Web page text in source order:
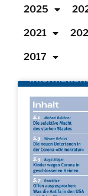
2025
2021
2017